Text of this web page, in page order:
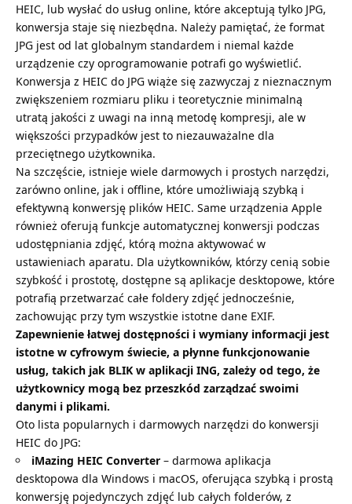
HEIC, lub wysłać do usług online, które akceptują tylko JPG,
konwersja staje się niezbędna. Należy pamiętać, że format
JPG jest od lat globalnym standardem i niemal każde
urządzenie czy oprogramowanie potrafi go wyświetlić.
Konwersja z HEIC do JPG wiąże się zazwyczaj z nieznacznym
zwiększeniem rozmiaru pliku i teoretycznie minimalną
utratą jakości z uwagi na inną metodę kompresji, ale w
większości przypadków jest to niezauważalne dla
przeciętnego użytkownika.
Na szczęście, istnieje wiele darmowych i prostych narzędzi,
zarówno online, jak i offline, które umożliwiają szybką i
efektywną konwersję plików HEIC. Same urządzenia Apple
również oferują funkcje automatycznej konwersji podczas
udostępniania zdjęć, którą można aktywować w
ustawieniach aparatu. Dla użytkowników, którzy cenią sobie
szybkość i prostotę, dostępne są aplikacje desktopowe, które
potrafią przetwarzać całe foldery zdjęć jednocześnie,
zachowując przy tym wszystkie istotne dane EXIF.
Zapewnienie łatwej dostępności i wymiany informacji jest
istotne w cyfrowym świecie, a płynne funkcjonowanie
usług, takich jak BLIK w aplikacji ING, zależy od tego, że
użytkownicy mogą bez przeszkód zarządzać swoimi
danymi i plikami.
Oto lista popularnych i darmowych narzędzi do konwersji
HEIC do JPG:
iMazing HEIC Converter – darmowa aplikacja
desktopowa dla Windows i macOS, oferująca szybką i prostą
konwersję pojedynczych zdjęć lub całych folderów, z